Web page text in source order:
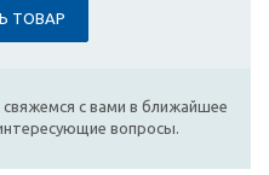
ТОВАР
с вами в ближайшее
вопросы.